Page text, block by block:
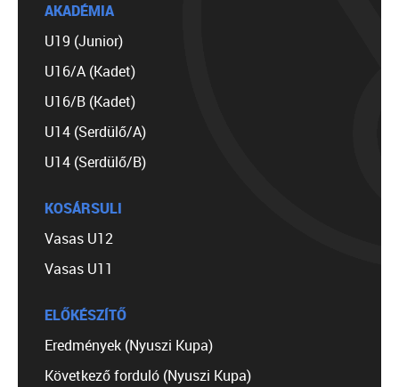
AKADÉMIA
U19 (Junior)
U16/A (Kadet)
U16/B (Kadet)
U14 (Serdülő/A)
U14 (Serdülő/B)
KOSÁRSULI
Vasas U12
Vasas U11
ELŐKÉSZÍTŐ
Eredmények (Nyuszi Kupa)
Következő forduló (Nyuszi Kupa)